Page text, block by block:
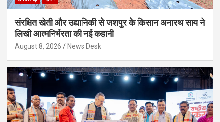
संरक्षित खेती और उद्यानिकी से जशपुर के किसान अनारथ साय ने
लिखी आत्मनिर्भरता की नई कहानी
August 8, 2026 News Desk